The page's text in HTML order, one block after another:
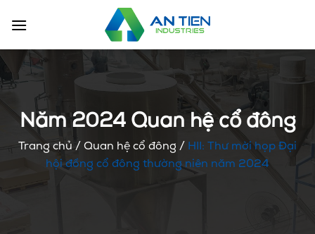
đến
dung
Năm 2024 Quan hệ cổ đông
Trang chủ / Quan hệ cổ đông / HII: Thư mời họp Đại
hội đồng cổ đông thường niên năm 2024